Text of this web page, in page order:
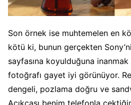
Son örnek ise muhtemelen en
kötü ki, bunun gerçekten
sayfasına koyulduğuna
fotoğrafı gayet iyi görünüyor.
dengeli, pozlama doğru ve
Açıkçası benim telefonla